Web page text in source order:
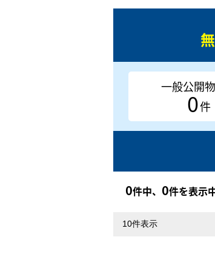
一般公開
0件
0件中、 0件を表示